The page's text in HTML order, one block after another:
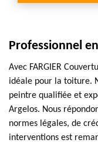
Professionnel
Avec FARGIER
idéale pour la toiture.
peintre qualifiée et
Argelos. Nous
normes légales, de
interventions est